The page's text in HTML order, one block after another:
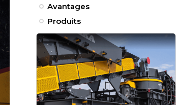
Avantages
Produits